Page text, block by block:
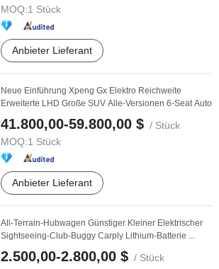
MOQ:1 Stück
Anbieter Lieferant
Neue Einführung Xpeng Gx Elektro Reichweite
Erweiterte LHD Große SUV Alle-Versionen 6-Seat Auto
41.800,00-59.800,00 $ / Stück
MOQ:1 Stück
Anbieter Lieferant
All-Terrain-Hubwagen Günstiger Kleiner Elektrischer
Sightseeing-Club-Buggy Carply Lithium-Batterie ...
2.500,00-2.800,00 $ / Stück